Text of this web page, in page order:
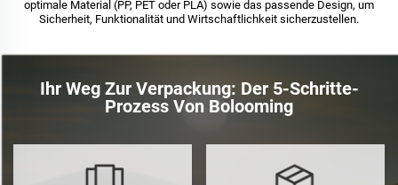
optimale Material (PP, PET oder PLA) sowie das passende Design, um
Sicherheit, Funktionalität und Wirtschaftlichkeit sicherzustellen.
Ihr Weg Zur Verpackung: Der 5-Schritte-
Prozess Von Bolooming